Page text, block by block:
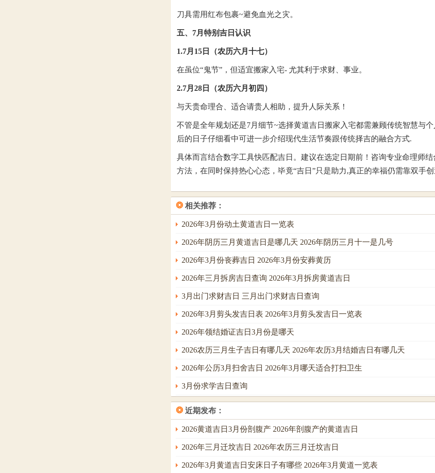
刀具需用红布包裹~避免血光之灾。
五、7月特别吉日认识
1.7月15日（农历六月十七）
在虽位“鬼节”，但适宜搬家入宅- 尤其利于求财、事业。
2.7月28日（农历六月初四）
与天贵命理合、适合请贵人相助，提升人际关系！
不管是全年规划还是7月细节~选择黄道吉日搬家入宅都需兼顾传统智慧与个
后的日子仔细看中可进一步介绍现代生活节奏跟传统择吉的融合方式.
具体而言结合数字工具快匹配吉日。建议在选定日期前！咨询专业命理师结
方法，在同时保持热心心态，毕竟“吉日”只是助力,真正的幸福仍需靠双手创
❂ 相关推荐：
2026年3月份动土黄道吉日一览表
2026年阴历三月黄道吉日是哪几天 2026年阴历三月十一是几号
2026年3月份丧葬吉日 2026年3月份安葬黄历
2026年三月拆房吉日查询 2026年3月拆房黄道吉日
3月出门求财吉日 三月出门求财吉日查询
2026年3月剪头发吉日表 2026年3月剪头发吉日一览表
2026年领结婚证吉日3月份是哪天
2026农历三月生子吉日有哪几天 2026年农历3月结婚吉日有哪几天
2026年公历3月扫舍吉日 2026年3月哪天适合打扫卫生
3月份求学吉日查询
❂ 近期发布：
2026黄道吉日3月份剖腹产 2026年剖腹产的黄道吉日
2026年三月迁坟吉日 2026年农历三月迁坟吉日
2026年3月黄道吉日安床日子有哪些 2026年3月黄道一览表